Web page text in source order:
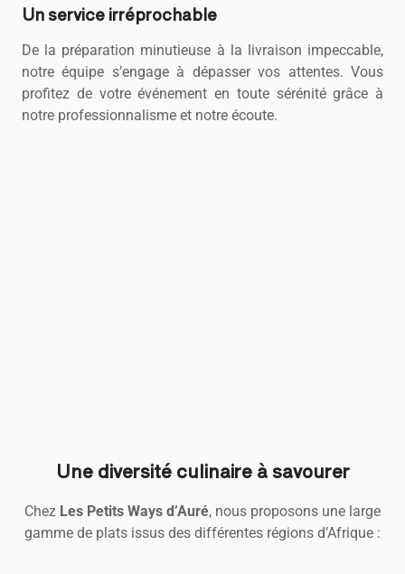
Un service irréprochable
De la préparation minutieuse à la livraison impeccable,
notre équipe s’engage à dépasser vos attentes. Vous
profitez de votre événement en toute sérénité grâce à
notre professionnalisme et notre écoute.
Une diversité culinaire à savourer
Chez Les Petits Ways d’Auré, nous proposons une large
gamme de plats issus des différentes régions d’Afrique :